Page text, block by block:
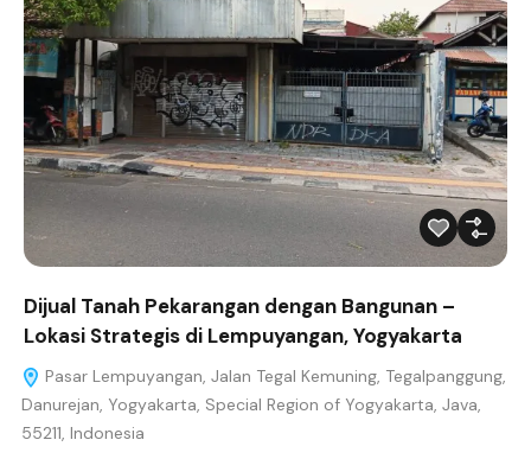
Dijual Tanah Pekarangan dengan Bangunan –
Lokasi Strategis di Lempuyangan, Yogyakarta
Pasar Lempuyangan, Jalan Tegal Kemuning, Tegalpanggung,
Danurejan, Yogyakarta, Special Region of Yogyakarta, Java,
55211, Indonesia